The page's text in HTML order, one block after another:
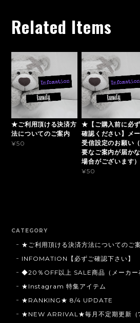
Related Items
★ご利用頂ける決済方
法についてのご案内
¥50
★【ご購入前に必
確認ください】メ
受信設定のお願い
要なご案内が届か
場合がございます）
¥50
CATEGORY
★ご利用頂ける決済方法についてのご
INFOMATION【必ずご確認下さい】
◆20％OFF以上 SALE商品（メーカー
★Instagram 特集アイテム
★RANKING★ 8/4 UPDATE
★NEW ARRIVAL★毎月不定期更新（7